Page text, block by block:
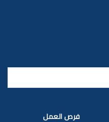
فرص العمل